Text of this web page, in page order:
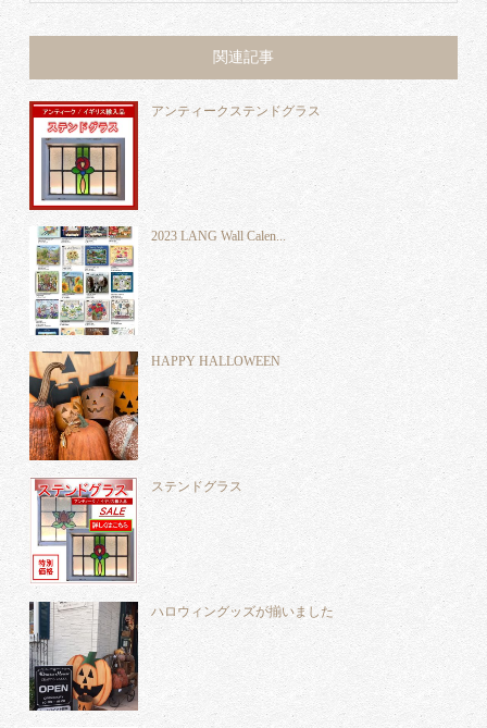
関連記事
アンティークステンドグラス
2023 LANG Wall Calen...
HAPPY HALLOWEEN
ステンドグラス
ハロウィングッズが揃いました